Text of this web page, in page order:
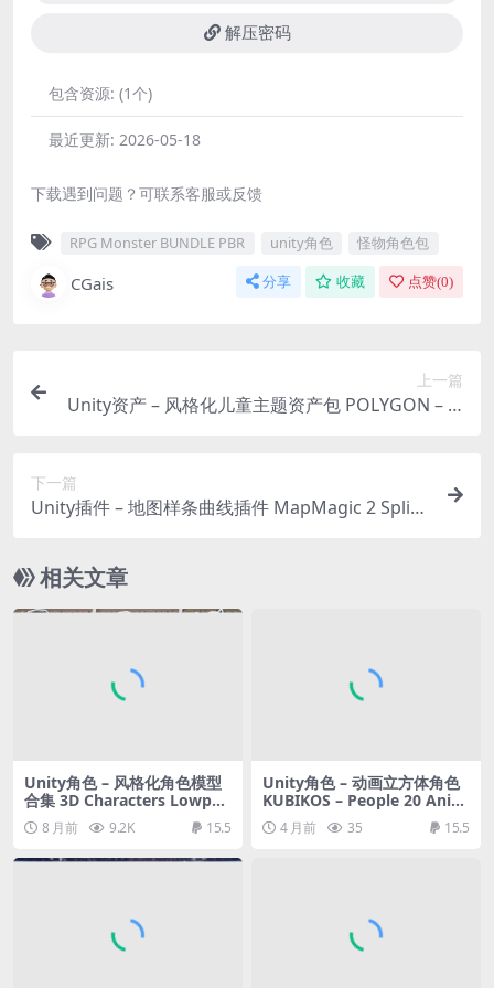
解压密码
包含资源: (1个)
最近更新: 2026-05-18
下载遇到问题？可联系客服或反馈
RPG Monster BUNDLE PBR unity角色 怪物角色包
CGais 分享 收藏 点赞(0)
上一篇
Unity资产 – 风格化儿童主题资产包 POLYGON – Ki
下一篇
Unity插件 – 地图样条曲线插件 MapMagic 2 Splin
相关文章
Unity角色 – 风格化角色模型
合集 3D Characters Lowpoll
y Bundle 5
8 月前 9.2K 15.5
Unity角色 – 动画立方体角色
KUBIKOS – People 20 Anim
ated Cube Characters
4 月前 35 15.5